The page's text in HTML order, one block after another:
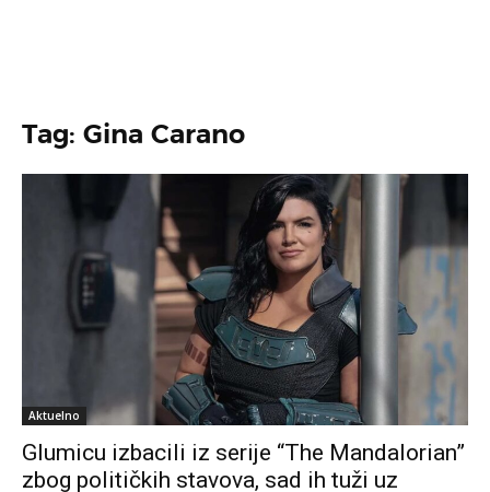
Tag: Gina Carano
Aktuelno
Glumicu izbacili iz serije “The Mandalorian”
zbog političkih stavova, sad ih tuži uz